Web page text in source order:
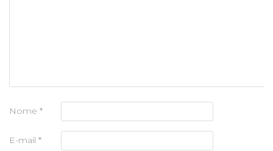
Nome *
E-mail *